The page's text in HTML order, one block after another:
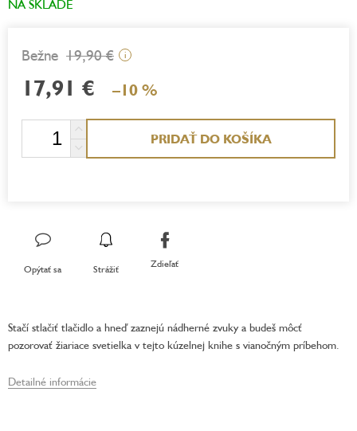
NA SKLADE
19,90 € i
17,91 € –10 %
PRIDAŤ DO KOŠÍKA
Opýtať sa Strážiť Zdieľať
Stačí stlačiť tlačidlo a hneď zaznejú nádherné zvuky a budeš môcť
pozorovať žiariace svetielka v tejto kúzelnej knihe s vianočným príbehom.
Detailné informácie